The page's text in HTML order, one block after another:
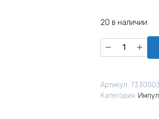
20 в наличии
Количество
товара
сварки
УДГУ-251
Артикул:
Категория: